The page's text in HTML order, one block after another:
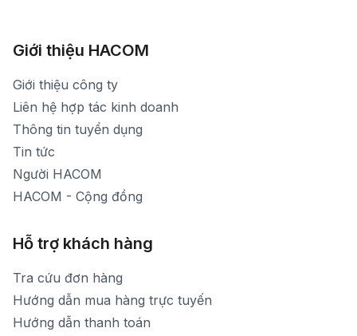
Thời gian mở cửa: Từ 8h30-19h hàng ngày
Xem bản đồ đường đi
1900 1903 (máy lẻ 159) -(028)73000322
1900 1903 (máy lẻ 160)
[email protected]
Thời gian mở cửa: Từ 8h30-20h hàng ngày
Giới thiệu HACOM
Giới thiệu công ty
Liên hệ hợp tác kinh doanh
Thông tin tuyển dụng
Tin tức
Người HACOM
HACOM - Cộng đồng
Hỗ trợ khách hàng
Tra cứu đơn hàng
Hướng dẫn mua hàng trực tuyến
Hướng dẫn thanh toán